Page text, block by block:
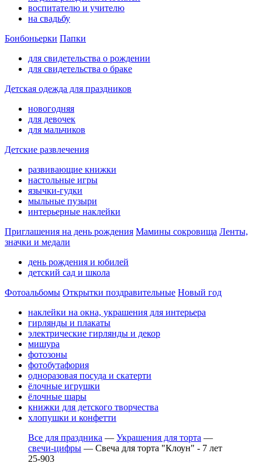
воспитателю и учителю
на свадьбу
Бонбоньерки Папки
для свидетельства о рождении
для свидетельства о браке
Детская одежда для праздников
новогодняя
для девочек
для мальчиков
Детские развлечения
развивающие книжки
настольные игры
язычки-гудки
мыльные пузыри
интерьерные наклейки
Приглашения на день рождения Мамины сокровища Ленты,
значки и медали
день рождения и юбилей
детский сад и школа
Фотоальбомы Открытки поздравительные Новый год
наклейки на окна, украшения для интерьера
гирлянды и плакаты
электрические гирлянды и декор
мишура
фотозоны
фотобутафория
одноразовая посуда и скатерти
ёлочные игрушки
ёлочные шары
книжки для детского творчества
хлопушки и конфетти
Все для праздника — Украшения для торта —
свечи-цифры — Свеча для торта "Клоун" - 7 лет
25-903